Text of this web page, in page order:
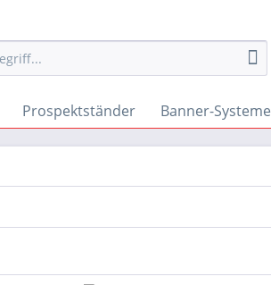
Prospektständer Banner-Systeme